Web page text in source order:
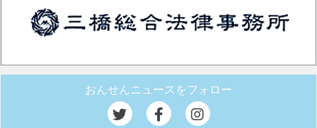
おんせんニュースをフォロー